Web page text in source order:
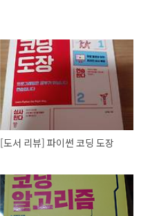
[도서 리뷰] 파이썬 코딩 도장